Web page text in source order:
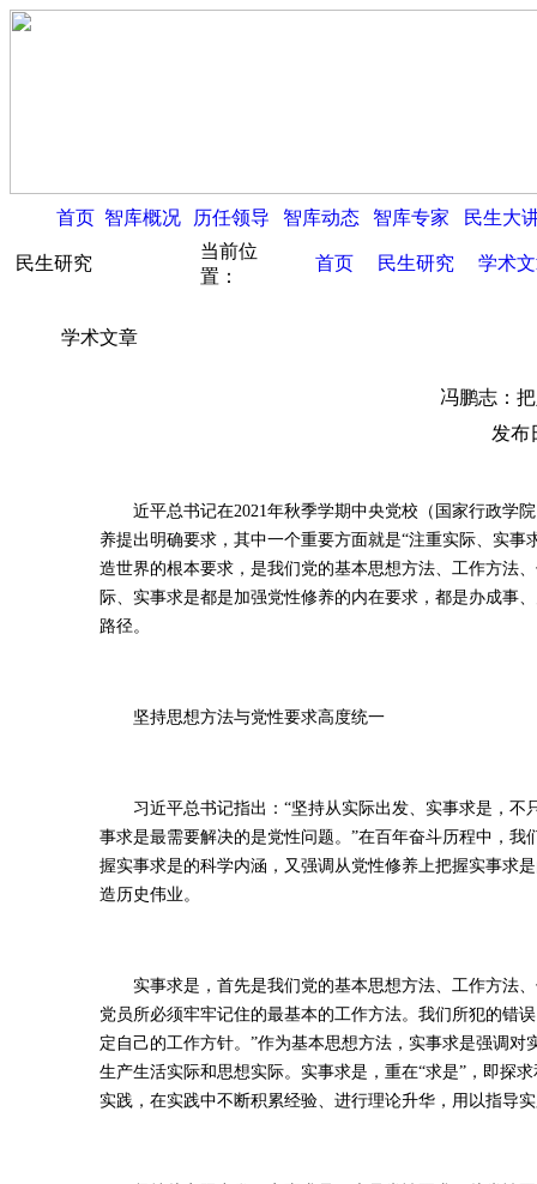
首页 智库概况 历任领导 智库动态 智库专家 民生大
民生研究
当前位
置：
首页 民生研究 学术
学术文章
冯鹏志：
发布
近平总书记在2021年秋季学期中央党校（国家行政学院
养提出明确要求，其中一个重要方面就是“注重实际、实
造世界的根本要求，是我们党的基本思想方法、工作方法
际、实事求是都是加强党性修养的内在要求，都是办成事
路径。
坚持思想方法与党性要求高度统一
习近平总书记指出：“坚持从实际出发、实事求是，不
事求是最需要解决的是党性问题。”在百年奋斗历程中，
握实事求是的科学内涵，又强调从党性修养上把握实事求
造历史伟业。
实事求是，首先是我们党的基本思想方法、工作方法、
党员所必须牢牢记住的最基本的工作方法。我们所犯的错
定自己的工作方针。”作为基本思想方法，实事求是强调
生产生活实际和思想实际。实事求是，重在“求是”，即探
实践，在实践中不断积累经验、进行理论升华，用以指导